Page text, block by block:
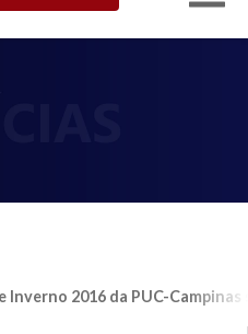
Inverno 2016 da PUC-